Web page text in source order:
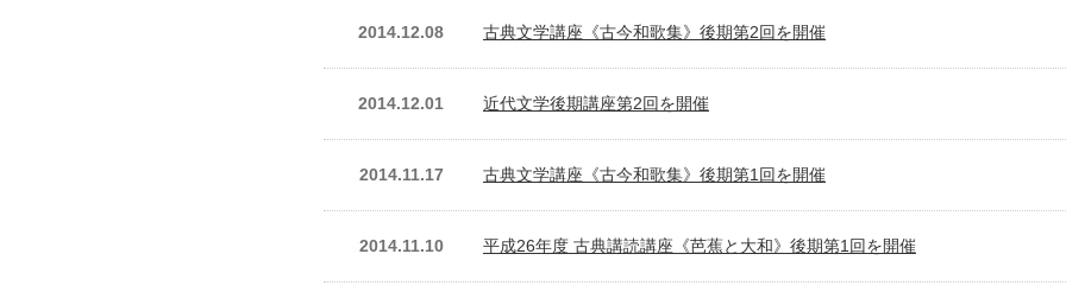
2014.12.08 古典文学講座《古今和歌集》後期第2回を開催
2014.12.01 近代文学後期講座第2回を開催
2014.11.17 古典文学講座《古今和歌集》後期第1回を開催
2014.11.10 平成26年度 古典講読講座《芭蕉と大和》後期第1回を開催